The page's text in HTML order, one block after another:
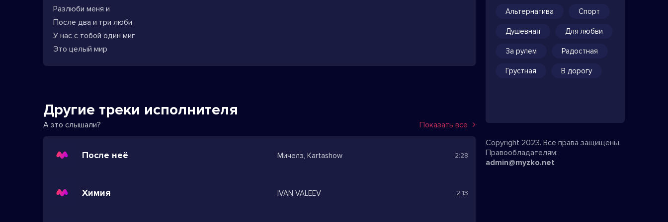
Разлюби меня и
После два и три люби
У нас с тобой один миг
Это целый мир
Другие треки исполнителя
А это слышали? Показать все
После неё Мичелз, Kartashow 2:28
Химия IVAN VALEEV 2:13
Альтернатива Спорт
Душевная Для любви
За рулем Радостная
Грустная В дорогу
Copyright 2023. Все права защищены.
Правообладателям:
admin@myzko.net